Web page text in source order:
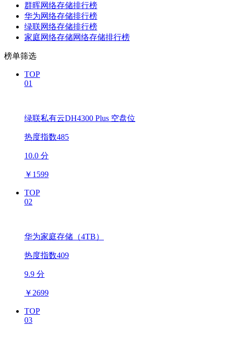
群晖网络存储排行榜
华为网络存储排行榜
绿联网络存储排行榜
家庭网络存储网络存储排行榜
榜单筛选
TOP
01
绿联私有云DH4300 Plus 空盘位
热度指数485
10.0 分
￥ 1599
TOP
02
华为家庭存储（4TB）
热度指数409
9.9 分
￥ 2699
TOP
03